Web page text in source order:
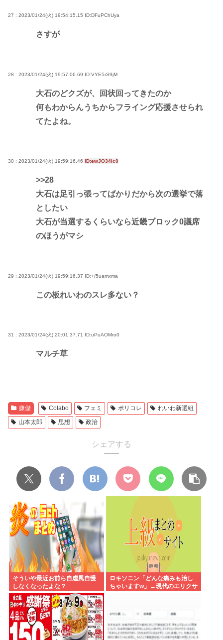
27 : 2023/01/24(火) 19:54:15.15 ID:DFuPChUya
さすが
28 : 2023/01/24(火) 19:57:06.69 ID:VYE5rS9jM
大石のどクズが、回状回ってきたのか
何もわからんうちからフライング応援させられ
てたよね。
30 : 2023/01/24(火) 19:59:16.46 ID:ewJO34ic0
>>28
大石は足引っ張ってばかりだから次の選挙で落
としたい
大石が当選するくらいなら近畿ブロック0議席
のほうがマシ
29 : 2023/01/24(火) 19:59:16.37 ID:+/5uamxma
この板れいわのスレ多ない？
31 : 2023/01/24(火) 20:01:37.71 ID:uPuAOMro0
マルチ草
嫌儲 Colabo フェミ ポリコレ
れいわ新選組
山本太郎
思想 政治
シェアする
そういや最近お前ら自虐風自慢
しなくなったよな？
ロキソニン「どんな痛みも治し
ちゃいますw」←現代のエリクサ